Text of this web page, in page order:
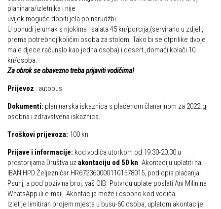
Izvješća s izleta SVP
Speleolozi
Alpinisti
Skijaši
Putopisi
Put ekspedicionizma
Ojos del Salado
Slavko Patačko
Dijana Petrak
Željko Brdal
Markacijska komisija
Dosadašnje aktivnosti
Novosti Markacijske komisije
Plan aktivnosti za 2025. godinu
planinara/izletnika i nije
uvijek moguće dobiti jela po narudžbi.
U ponudi je umak s njokima i salata 45 kn/porcija,(servirano u zdjeli,
prema potrebnoj količini osoba za stolom. Tako bi se otprilike dvoje
male djece računalo kao jedna osoba) i desert ,domaći kolači 10
kn/osoba.
Za obrok se obavezno treba prijaviti vodičima!
Prijevoz : autobus
Dokumenti: planinarska iskaznica s plaćenom članarinom za 2022.g,
osobna i zdravstvena iskaznica.
Troškovi prijevoza: 100 kn
Prijave i informacije: kod vodiča utorkom od 19:30-20:30 u
prostorijama Društva uzakontaciju od 50 kn. Akontaciju uplatiti na
IBAN HPD Željezničar HR6723600001101578015, pod opis plaćanja:
Psunj, a pod poziv na broj: vaš OIB. Potvrdu uplate poslati Ani Milin na
WhatsApp ili e-mail. Akontacija može i osobno kod vodiča.
Izlet je limitiran brojem mjesta u busu-60 osoba, uplatom akontacije